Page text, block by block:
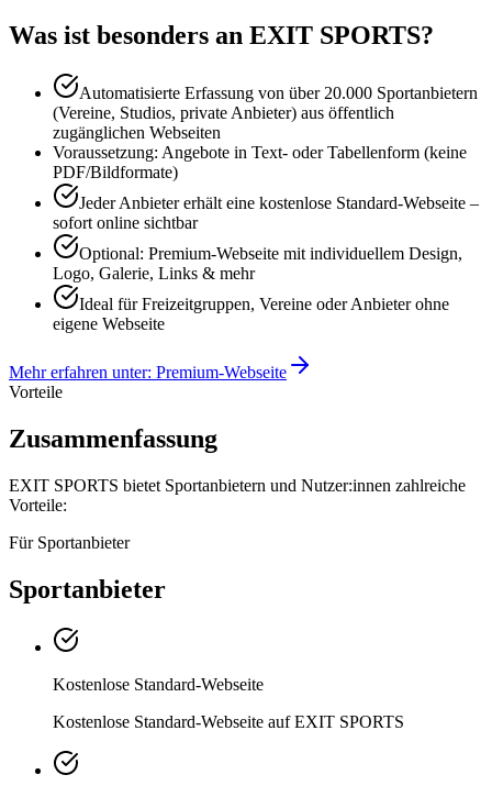
Was ist besonders an EXIT SPORTS?
Automatisierte Erfassung von über 20.000 Sportanbietern
(Vereine, Studios, private Anbieter) aus öffentlich
zugänglichen Webseiten
Voraussetzung: Angebote in Text- oder Tabellenform (keine
PDF/Bildformate)
Jeder Anbieter erhält eine kostenlose Standard-Webseite –
sofort online sichtbar
Optional: Premium-Webseite mit individuellem Design,
Logo, Galerie, Links & mehr
Ideal für Freizeitgruppen, Vereine oder Anbieter ohne
eigene Webseite
Mehr erfahren unter: Premium-Webseite
Vorteile
Zusammenfassung
EXIT SPORTS bietet Sportanbietern und Nutzer:innen zahlreiche
Vorteile:
Für Sportanbieter
Sportanbieter
Kostenlose Standard-Webseite
Kostenlose Standard-Webseite auf EXIT SPORTS